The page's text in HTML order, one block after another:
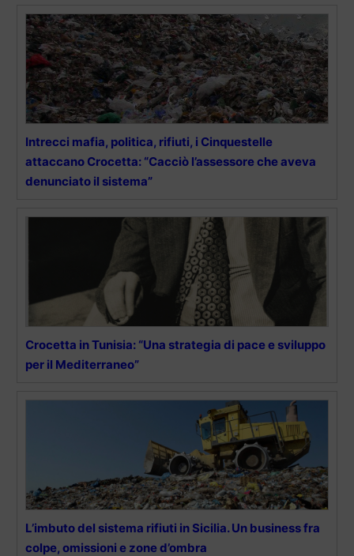
Intrecci mafia, politica, rifiuti, i Cinquestelle
attaccano Crocetta: “Cacciò l’assessore che aveva
denunciato il sistema”
Crocetta in Tunisia: “Una strategia di pace e sviluppo
per il Mediterraneo”
L’imbuto del sistema rifiuti in Sicilia. Un business fra
colpe, omissioni e zone d’ombra